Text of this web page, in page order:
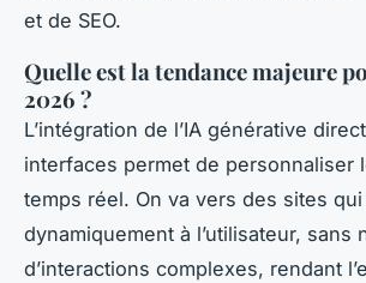
et de SEO.
Quelle est la tendance majeure
2026 ?
L’intégration de l’IA générative
interfaces permet de personnaliser
temps réel. On va vers des sites qui
dynamiquement à l’utilisateur, sans
d’interactions complexes, rendant